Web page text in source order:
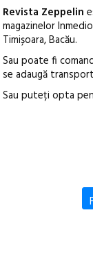
Revista Zeppelin
magazinelor
Timișoara, Bacău.
Sau poate fi
se adaugă
Sau puteți opta